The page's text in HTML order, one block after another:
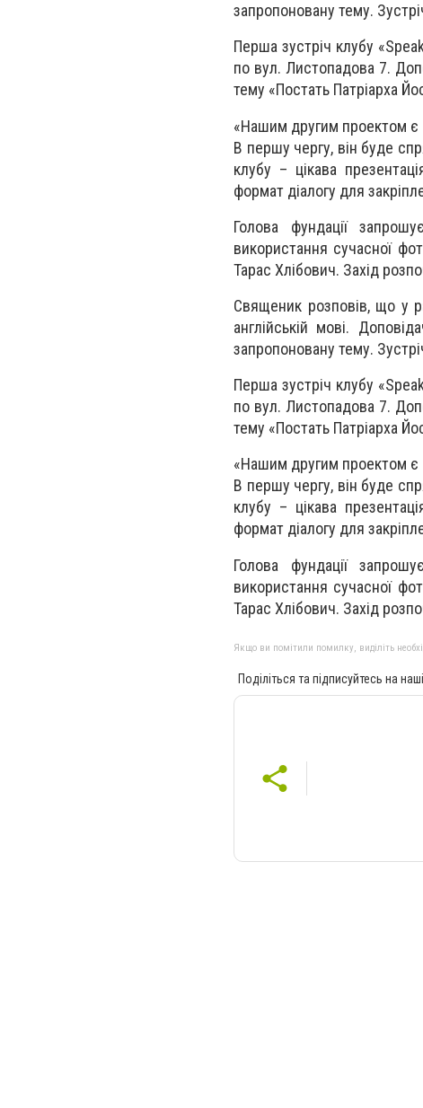
запропоновану тему.
Перша зустріч клубу
по вул. Листопадова 7.
тему «Постать Патріарха
«Нашим другим проектом є
В першу чергу, він буде
клубу – цікава
формат діалогу для
Голова фундації
використання сучасної
Тарас Хлібович. Захід
Священик розповів, що у
англійській мові.
запропоновану тему.
Перша зустріч клубу
по вул. Листопадова 7.
тему «Постать Патріарха
«Нашим другим проектом є
В першу чергу, він буде
клубу – цікава
формат діалогу для
Голова фундації
використання сучасної
Тарас Хлібович. Захід
Якщо ви помітили помилку, виділіть
Поділіться та підписуйтесь на